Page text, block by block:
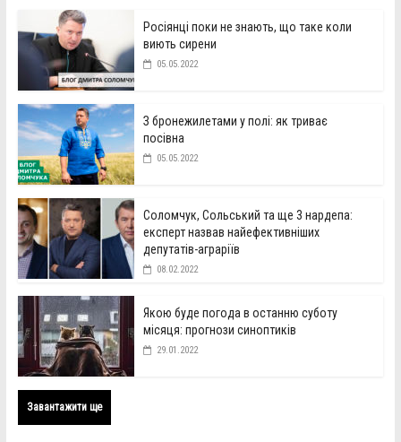
Росіянці поки не знають, що таке коли
виють сирени
05.05.2022
З бронежилетами у полі: як триває
посівна
05.05.2022
Соломчук, Сольський та ще 3 нардепа:
експерт назвав найефективніших
депутатів-аграріїв
08.02.2022
Якою буде погода в останню суботу
місяця: прогнози синоптиків
29.01.2022
Завантажити ще